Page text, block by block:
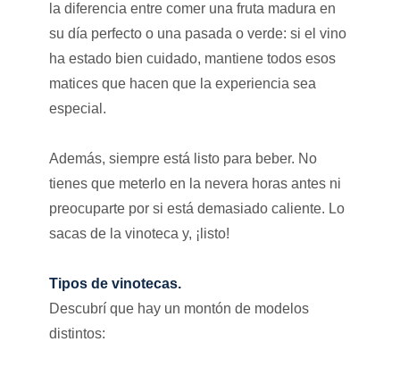
la diferencia entre comer una fruta madura en
su día perfecto o una pasada o verde: si el vino
ha estado bien cuidado, mantiene todos esos
matices que hacen que la experiencia sea
especial.
Además, siempre está listo para beber. No
tienes que meterlo en la nevera horas antes ni
preocuparte por si está demasiado caliente. Lo
sacas de la vinoteca y, ¡listo!
Tipos de vinotecas.
Descubrí que hay un montón de modelos
distintos: